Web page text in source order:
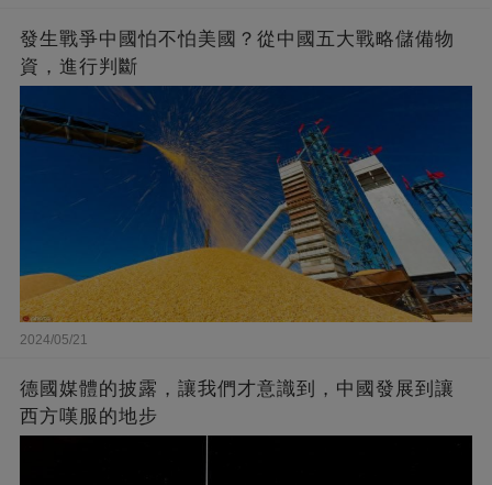
發生戰爭中國怕不怕美國？從中國五大戰略儲備物
資，進行判斷
2024/05/21
德國媒體的披露，讓我們才意識到，中國發展到讓
西方嘆服的地步